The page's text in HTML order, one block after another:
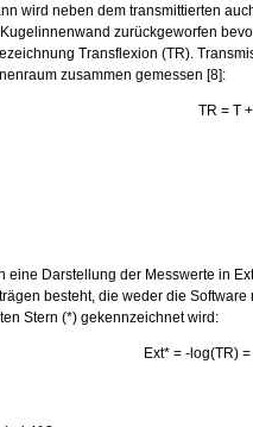
wird neben dem transmittierten
zurückgeworfen
Transflexion (TR).
zusammen gemessen [8]:
TR = T
eine Darstellung der Messwerte in
besteht, die weder die
Stern (*) gekennzeichnet wird:
Ext* = -log(TR)